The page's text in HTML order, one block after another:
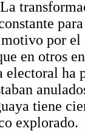
por el
en otros
electoral ha
tiene
explorado.